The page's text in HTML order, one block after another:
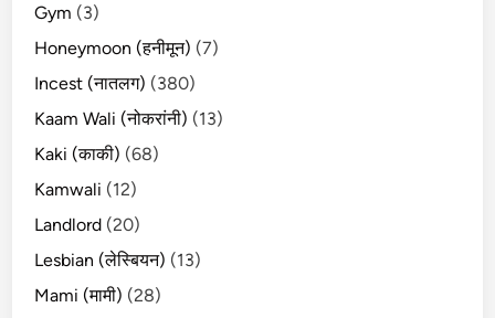
Gym (3)
Honeymoon (हनीमून) (7)
Incest (नातलग) (380)
Kaam Wali (नोकरांनी) (13)
Kaki (काकी) (68)
Kamwali (12)
Landlord (20)
Lesbian (लेस्बियन) (13)
Mami (मामी) (28)